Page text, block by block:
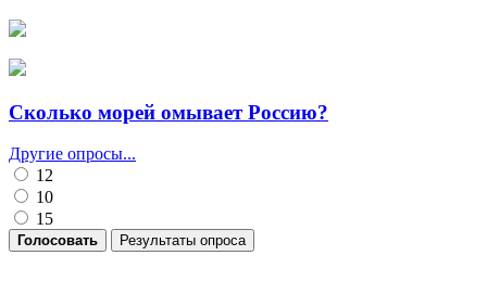
Сколько морей омывает Россию?
Другие опросы...
12
10
15
Голосовать Результаты опроса